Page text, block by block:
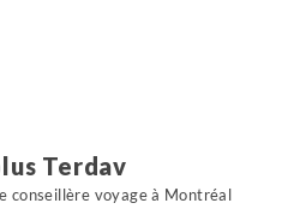
de la meilleure façon la
cet itinéraire entre pitons,
Il est conçu pour éviter les
au public hors course), les
agréables. Des parties
ajoutées, comme les sommets
Terdav
conseillère voyage à Montréal